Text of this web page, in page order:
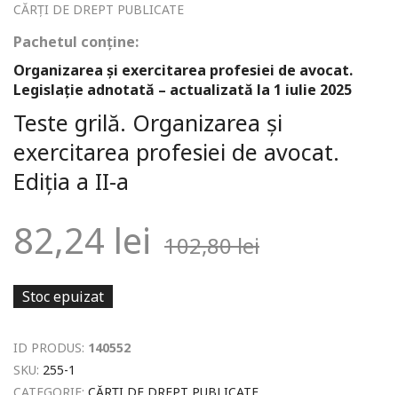
CĂRȚI DE DREPT PUBLICATE
Pachetul conține:
Organizarea și exercitarea profesiei de avocat.
Legislație adnotată – actualizată la 1 iulie 2025
Teste grilă. Organizarea și
exercitarea profesiei de avocat.
Ediția a II-a
102,80lei
82,24 lei
Stoc epuizat
ID PRODUS: 140552
SKU: 255-1